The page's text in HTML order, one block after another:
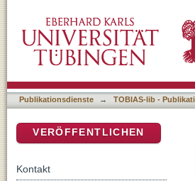
Publikationsdienste → TOBIAS-lib -
VERÖFFENTLICHEN
Kontakt